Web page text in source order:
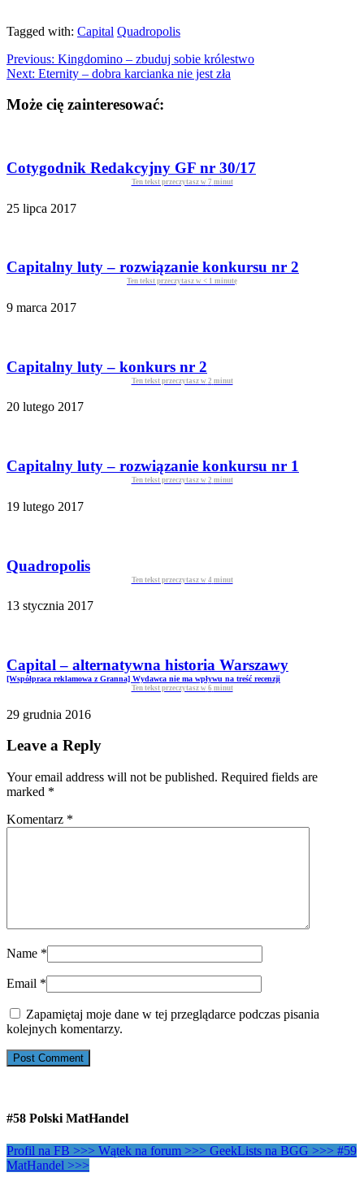
Tagged with: Capital Quadropolis
Previous: Kingdomino – zbuduj sobie królestwo
Next: Eternity – dobra karcianka nie jest zła
Może cię zainteresować:
Cotygodnik Redakcyjny GF nr 30/17
Ten tekst przeczytasz w 7 minut
25 lipca 2017
Capitalny luty – rozwiązanie konkursu nr 2
Ten tekst przeczytasz w < 1 minutę
9 marca 2017
Capitalny luty – konkurs nr 2
Ten tekst przeczytasz w 2 minut
20 lutego 2017
Capitalny luty – rozwiązanie konkursu nr 1
Ten tekst przeczytasz w 2 minut
19 lutego 2017
Quadropolis
Ten tekst przeczytasz w 4 minut
13 stycznia 2017
Capital – alternatywna historia Warszawy
[Współpraca reklamowa z Granna] Wydawca nie ma wpływu na treść recenzji
Ten tekst przeczytasz w 6 minut
29 grudnia 2016
Leave a Reply
Your email address will not be published. Required fields are
marked *
Komentarz *
Name *
Email *
Zapamiętaj moje dane w tej przeglądarce podczas pisania
kolejnych komentarzy.
#58 Polski MatHandel
Profil na FB >>> Wątek na forum >>> GeekLists na BGG >>> #59
MatHandel >>>